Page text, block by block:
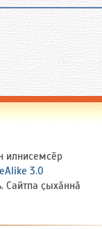
илнисемсӗр
3.0
Сайтпа ҫыхӑннӑ